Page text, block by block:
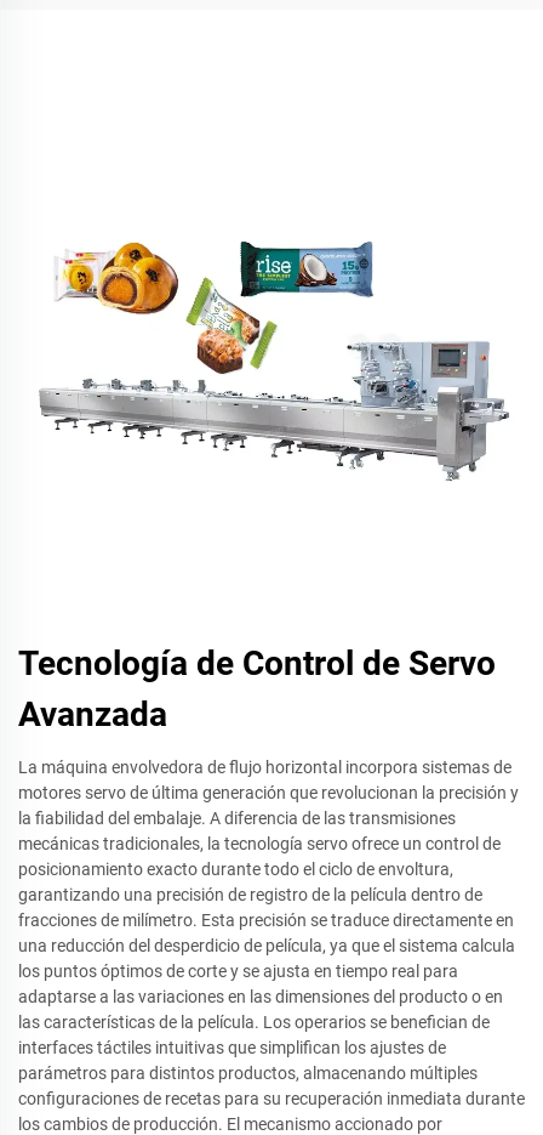
Tecnología de Control de Servo
Avanzada
La máquina envolvedora de flujo horizontal incorpora sistemas de
motores servo de última generación que revolucionan la precisión y
la fiabilidad del embalaje. A diferencia de las transmisiones
mecánicas tradicionales, la tecnología servo ofrece un control de
posicionamiento exacto durante todo el ciclo de envoltura,
garantizando una precisión de registro de la película dentro de
fracciones de milímetro. Esta precisión se traduce directamente en
una reducción del desperdicio de película, ya que el sistema calcula
los puntos óptimos de corte y se ajusta en tiempo real para
adaptarse a las variaciones en las dimensiones del producto o en
las características de la película. Los operarios se benefician de
interfaces táctiles intuitivas que simplifican los ajustes de
parámetros para distintos productos, almacenando múltiples
configuraciones de recetas para su recuperación inmediata durante
los cambios de producción. El mecanismo accionado por